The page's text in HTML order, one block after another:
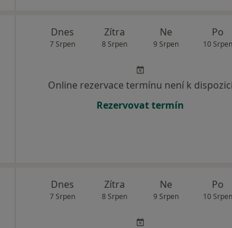
Dnes
7 Srpen
Zítra
8 Srpen
Ne
9 Srpen
Po
10 Srpen
Online rezervace termínu není k dispozici
Rezervovat termín
Dnes
7 Srpen
Zítra
8 Srpen
Ne
9 Srpen
Po
10 Srpen